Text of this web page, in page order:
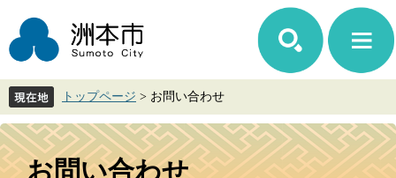
ジ
先
で
す。
ュ
を
ば
し
て
トップページ > お問い合わせ
本
文
お問い合わせ